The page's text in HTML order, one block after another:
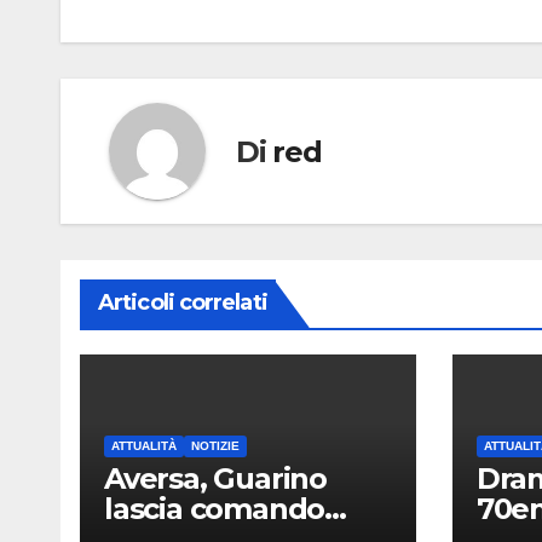
Di red
Articoli correlati
ATTUALITÀ NOTIZIE
Aversa, Guarino
lascia comando